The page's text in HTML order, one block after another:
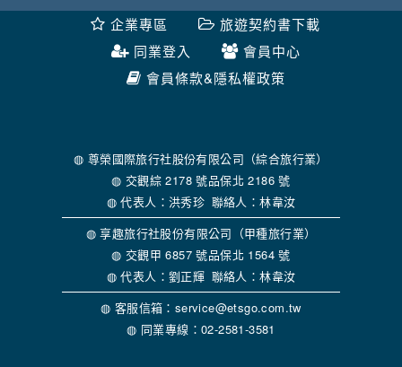
企業專區
旅遊契約書下載
同業登入
會員中心
會員條款&隱私權政策
◍ 尊榮國際旅行社股份有限公司（綜合旅行業）
◍ 交觀綜 2178 號品保北 2186 號
◍ 代表人：洪秀珍 聯絡人：林韋汝
◍ 享趣旅行社股份有限公司（甲種旅行業）
◍ 交觀甲 6857 號品保北 1564 號
◍ 代表人：劉正輝 聯絡人：林韋汝
◍ 客服信箱：service@etsgo.com.tw
◍ 同業專線：02-2581-3581